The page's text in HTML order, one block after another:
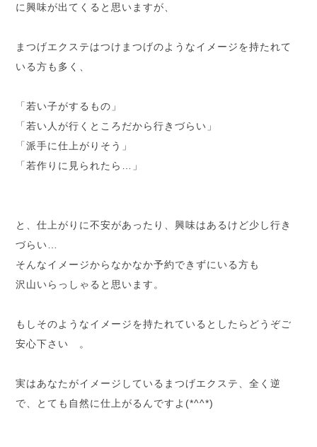
に興味が出てくると思いますが、
まつげエクステはつけまつげのようなイメージを持たれて
いる方も 多く、
「若い子がするもの」
「若い人が行くところだから行きづらい」
「派手に仕上がりそう」
「若作りに見られたら…」
と、仕上がりに不安があったり、興味はあるけど少し行き
づらい…
そんなイメージからなかなか予約できずにいる方も
沢山いらっしゃると思います。
もしそのようなイメージを持たれているとしたらどうぞご
安心下さい 。
実はあなたがイメージしているまつげエクステ、全く逆
で、とても自然に仕上がるんですよ(*^^*)